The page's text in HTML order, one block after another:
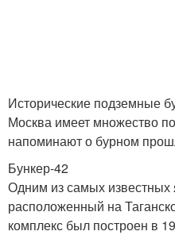
Исторические подземные
Москва имеет множество
напоминают о бурном
Бункер-42
Одним из самых известных
расположенный на
комплекс был построен в